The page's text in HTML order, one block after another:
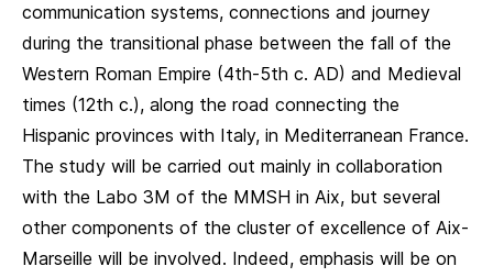
communication systems, connections and journey
during the transitional phase between the fall of the
Western Roman Empire (4th-5th c. AD) and Medieval
times (12th c.), along the road connecting the
Hispanic provinces with Italy, in Mediterranean France.
The study will be carried out mainly in collaboration
with the Labo 3M of the MMSH in Aix, but several
other components of the cluster of excellence of Aix-
Marseille will be involved. Indeed, emphasis will be on